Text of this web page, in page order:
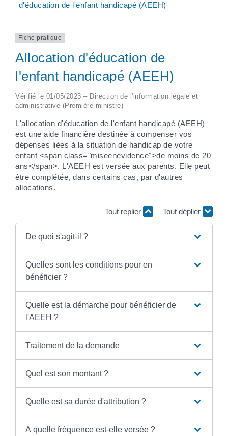
d'éducation de l'enfant handicapé (AEEH)
Fiche pratique
Allocation d'éducation de
l'enfant handicapé (AEEH)
Vérifié le 01/05/2023 – Direction de l'information légale et
administrative (Première ministre)
L'allocation d'éducation de l'enfant handicapé (AEEH)
est une aide financière destinée à compenser vos
dépenses liées à la situation de handicap de votre
enfant <span class="miseenevidence">de moins de 20
ans</span>. L'AEEH est versée aux parents. Elle peut
être complétée, dans certains cas, par d'autres
allocations.
Tout replier Tout déplier
De quoi s'agit-il ?
Quelles sont les conditions pour en
bénéficier ?
Quelle est la démarche pour bénéficier de
l'AEEH ?
Traitement de la demande
Quel est son montant ?
Quelle est sa durée d'attribution ?
A quelle fréquence est-elle versée ?